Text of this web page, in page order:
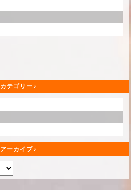
カテゴリー
アーカイブ